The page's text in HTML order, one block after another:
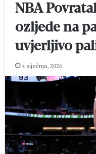
NBA
ozljede na
uvjerljivo
4 siječnja, 2026